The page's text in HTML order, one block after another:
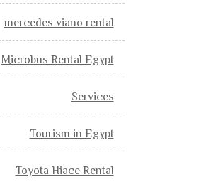
mercedes viano rental
Microbus Rental Egypt
Services
Tourism in Egypt
Toyota Hiace Rental